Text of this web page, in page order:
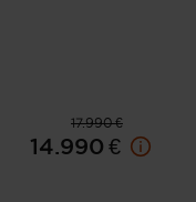
17.990 €
14.990 €